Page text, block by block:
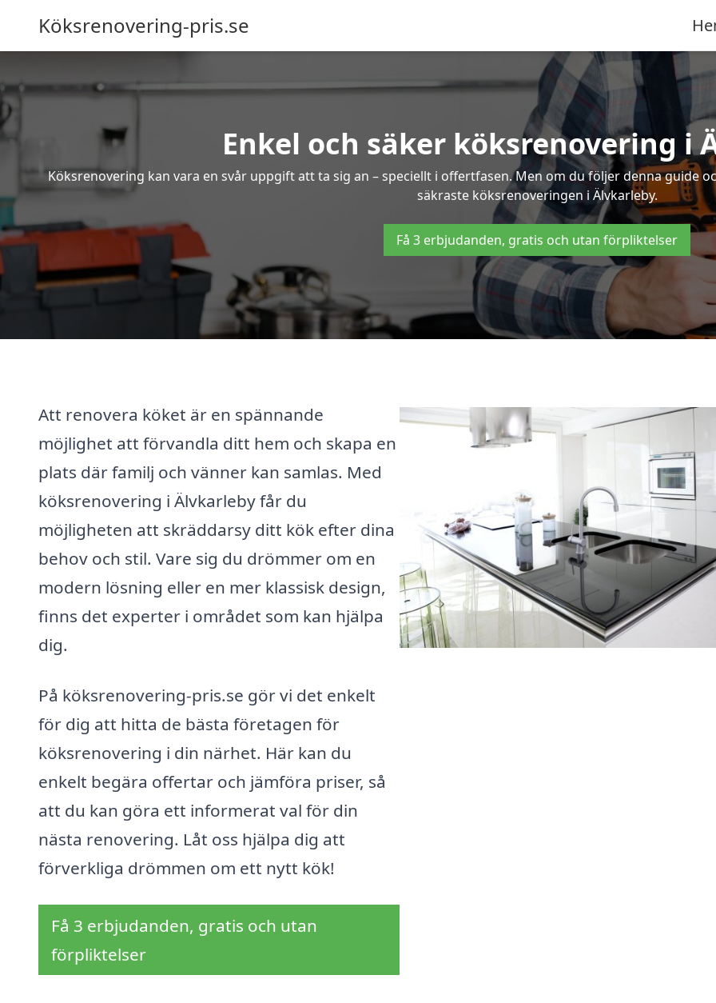
Köksrenovering-pris.se
Enkel och säker köksrenovering i
Köksrenovering kan vara en svår uppgift att ta sig an – speciellt i offertfasen. Men om du följer denna guide
säkraste köksrenoveringen i Älvkarleby.
Få 3 erbjudanden, gratis och utan förpliktelser
Att renovera köket är en spännande
möjlighet att förvandla ditt hem och skapa en
plats där familj och vänner kan samlas. Med
köksrenovering i Älvkarleby får du
möjligheten att skräddarsy ditt kök efter dina
behov och stil. Vare sig du drömmer om en
modern lösning eller en mer klassisk design,
finns det experter i området som kan hjälpa
dig.
På köksrenovering-pris.se gör vi det enkelt
för dig att hitta de bästa företagen för
köksrenovering i din närhet. Här kan du
enkelt begära offertar och jämföra priser, så
att du kan göra ett informerat val för din
nästa renovering. Låt oss hjälpa dig att
förverkliga drömmen om ett nytt kök!
Få 3 erbjudanden, gratis och utan
förpliktelser